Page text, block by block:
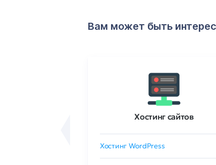
Вам может быть
Хостинг сайтов
Хостинг WordPress